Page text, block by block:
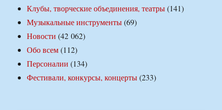
Клубы, творческие объединения, театры(141)
Музыкальные инструменты(69)
Новости (42 062)
Обо всем(112)
Персоналии (134)
Фестивали, конкурсы, концерты(233)